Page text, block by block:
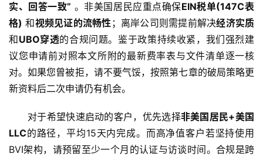
实、回答一致” 。非美国居民应重点确保EIN税单(147C表
格) 和视频见证的流畅性 ；离岸公司则需提前解决经济实质
和UBO穿透的合规问题。鉴于政策持续收紧，我们强烈建
议您申请前对照本文所附的最新费率表与文件清单逐一核
对。如果您曾被拒，请不要气馁，按照第七章的破局策略更
新资料后二次申请仍有机会。
对于希望快速启动的客户，优先选择非美国居民+美国
LLC的路径，平均15天内完成。而高净值客户若坚持使用
BVI架构，请预留至少一个月的认证与访谈时间。合规是跨